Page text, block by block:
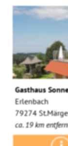
Gasthaus
Erlenbach
79274
ca. 19 km